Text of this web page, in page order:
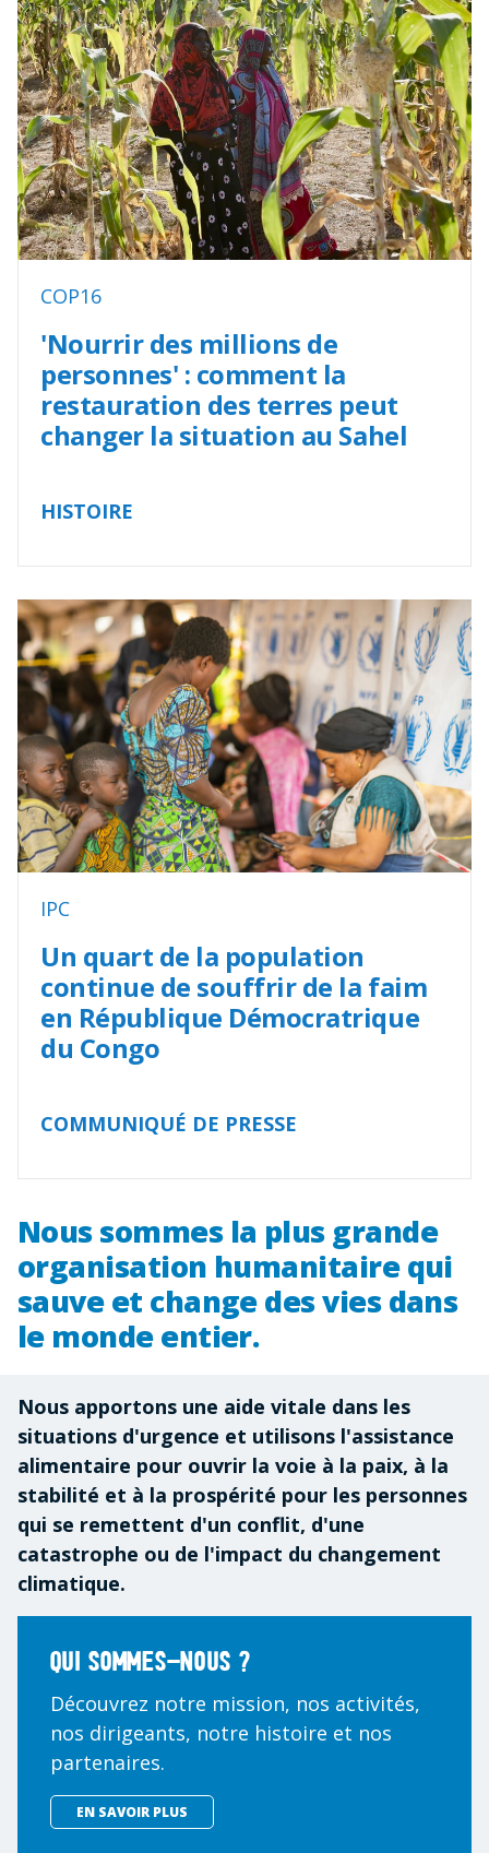
COP16
'Nourrir des millions de
personnes' : comment la
restauration des terres peut
changer la situation au Sahel
HISTOIRE
IPC
Un quart de la population
continue de souffrir de la faim
en République Démocratrique
du Congo
COMMUNIQUÉ DE PRESSE
Nous sommes la plus grande
organisation humanitaire qui
sauve et change des vies dans
le monde entier.
Nous apportons une aide vitale dans les
situations d'urgence et utilisons l'assistance
alimentaire pour ouvrir la voie à la paix, à la
stabilité et à la prospérité pour les personnes
qui se remettent d'un conflit, d'une
catastrophe ou de l'impact du changement
climatique.
Qui sommes-nous ?
Découvrez notre mission, nos activités,
nos dirigeants, notre histoire et nos
partenaires.
EN SAVOIR PLUS